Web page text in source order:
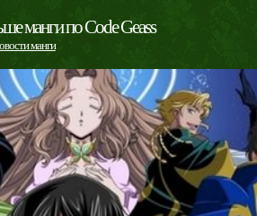
манги по Code Geass
манги